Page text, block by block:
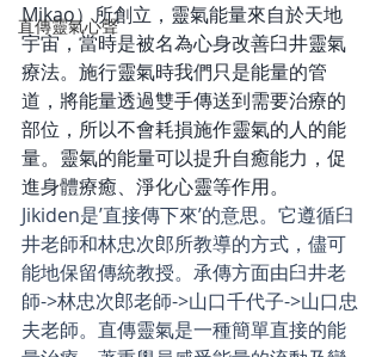
直傳靈氣心聲
Mikao）所創立，靈氣能量來自於天地
宇宙，當時是被名為心身改善臼井靈氣
療法。施行靈氣時我們只是能量的管
道，將能量透過雙手傳送到需要治療的
部位，所以不會耗損施作靈氣的人的能
量。靈氣的能量可以提升自癒能力，促
進身體療癒、淨化心靈等作用。
Jikiden是’直接傳下來’的意思。它遵循臼
井老師和林忠次郎所教導的方式，儘可
能地保留傳統教授。承傳方面由臼井老
師->林忠次郎老師->山口千代子->山口忠
夫老師。直傳靈氣是一種簡單直接的能